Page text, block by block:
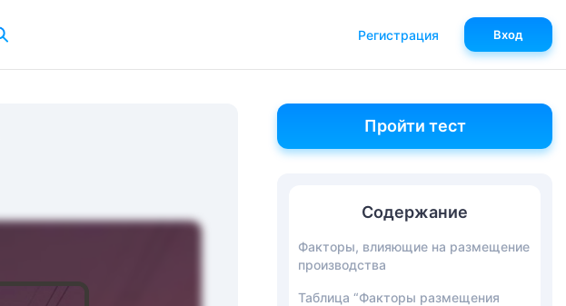
Пройти тест
Содержание
Факторы, влияющие на размещение
производства
Таблица “Факторы размещения
Регистрация Вход